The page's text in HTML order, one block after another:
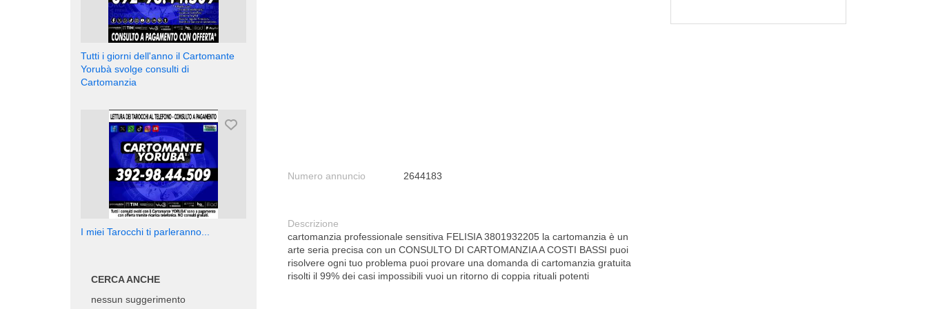
Numero annuncio 2644183
Descrizione
cartomanzia professionale sensitiva FELISIA 3801932205 la cartomanzia è un
arte seria precisa con un CONSULTO DI CARTOMANZIA A COSTI BASSI puoi
risolvere ogni tuo problema puoi provare una domanda di cartomanzia gratuita
risolti il 99% dei casi impossibili vuoi un ritorno di coppia rituali potenti
Tutti i giorni dell'anno il Cartomante
Yorubà svolge consulti di
Cartomanzia
I miei Tarocchi ti parleranno...
CERCA ANCHE
nessun suggerimento